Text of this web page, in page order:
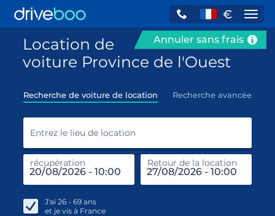
€
Annuler sans frais
Location de
voiture Province de l'Ouest
Recherche de voiture de location Recherche avancée
Entrez le lieu de location
récupération Retour de la location
J'ai 26 - 69 ans
et je vis à France